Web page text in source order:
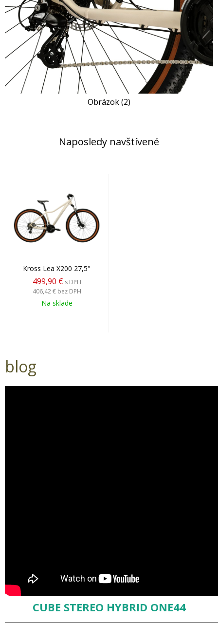
Obrázok (2)
Naposledy navštívené
Kross Lea X200 27,5"
499,90 € s DPH
406,42 € bez DPH
Na sklade
blog
CUBE STEREO HYBRID ONE44